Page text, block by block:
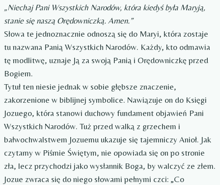
„Niechaj Pani Wszystkich Narodów, która kiedyś była Maryją,
stanie się naszą Orędowniczką. Amen.”
Słowa te jednoznacznie odnoszą się do Maryi, która zostaje
tu nazwana Panią Wszystkich Narodów. Każdy, kto odmawia
tę modlitwę, uznaje Ją za swoją Panią i Orędowniczkę przed
Bogiem.
Tytuł ten niesie jednak w sobie głębsze znaczenie,
zakorzenione w biblijnej symbolice. Nawiązuje on do Księgi
Jozuego, która stanowi duchowy fundament objawień Pani
Wszystkich Narodów. Tuż przed walką z grzechem i
bałwochwalstwem Jozuemu ukazuje się tajemniczy Anioł. Jak
czytamy w Piśmie Świętym, nie opowiada się on po stronie
zła, lecz przychodzi jako wysłannik Boga, by walczyć ze złem.
Jozue zwraca się do niego słowami pełnymi czci: „Co